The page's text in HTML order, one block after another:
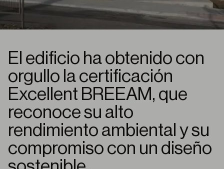
El edificio ha obtenido con
orgullo la certificación
Excellent BREEAM, que
reconoce su alto
rendimiento ambiental y su
compromiso con un diseño